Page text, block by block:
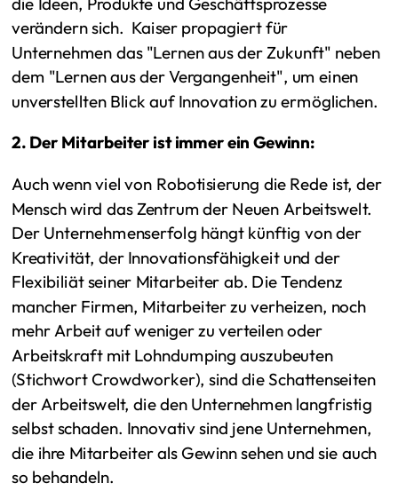
verändern sich. Kaiser propagiert für
Unternehmen das "Lernen aus der Zukunft" neben
dem "Lernen aus der Vergangenheit", um einen
unverstellten Blick auf Innovation zu ermöglichen.
2. Der Mitarbeiter ist immer ein Gewinn:
Auch wenn viel von Robotisierung die Rede ist, der
Mensch wird das Zentrum der Neuen Arbeitswelt.
Der Unternehmenserfolg hängt künftig von der
Kreativität, der Innovationsfähigkeit und der
Flexibiliät seiner Mitarbeiter ab. Die Tendenz
mancher Firmen, Mitarbeiter zu verheizen, noch
mehr Arbeit auf weniger zu verteilen oder
Arbeitskraft mit Lohndumping auszubeuten
(Stichwort Crowdworker), sind die Schattenseiten
der Arbeitswelt, die den Unternehmen langfristig
selbst schaden. Innovativ sind jene Unternehmen,
die ihre Mitarbeiter als Gewinn sehen und sie auch
so behandeln.